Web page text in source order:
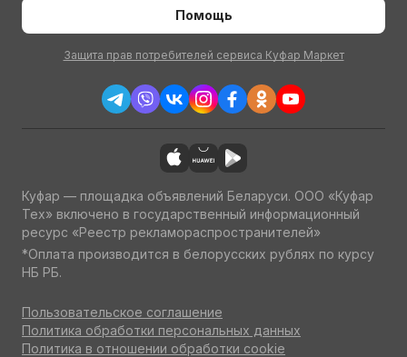
Помощь
Защита прав потребителей сервиса Куфар Маркет
Куфар — площадка объявлений Беларуси. ООО «Куфар
Тех» включено в государственный информационный
ресурс «Реестр рекламораспространителей»
*Оплата производится в белорусских рублях по курсу
НБ РБ.
Пользовательское соглашение
Политика обработки персональных данных
Политика в отношении обработки cookie